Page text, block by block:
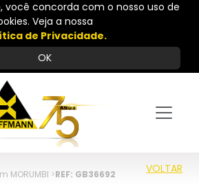
você concorda com o nosso uso de
Veja a nossa
de Privacidade.
OK
MORUMBI >REF: GB36692 VOLTAR